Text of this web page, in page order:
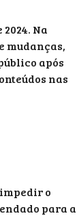
Na
mudanças,
após
nas
o
para a